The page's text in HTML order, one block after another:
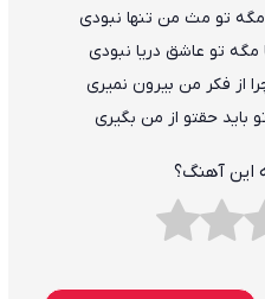
تو مث من تنها نبودی
مگه تو عاشق دریا نبودی
از فکر من بیرون نمیری
باید حقتو از من بگیری
این آهنگ؟